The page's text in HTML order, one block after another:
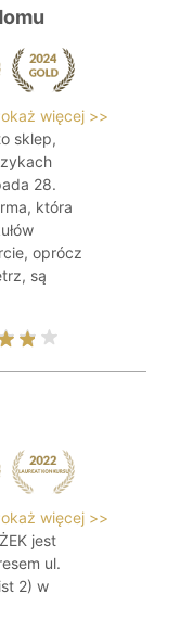
więcej >>
sklep,
28.
która
oprócz
są
więcej >>
jest
ul.
2) w